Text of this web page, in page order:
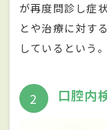
が再度問診し症
とや治療に対す
しているという。
2 口腔内